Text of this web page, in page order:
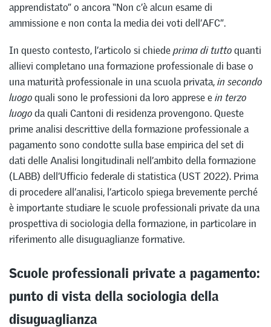
apprendistato” o ancora “Non c’è alcun esame di
ammissione e non conta la media dei voti dell’AFC”.
In questo contesto, l’articolo si chiedeprima di tuttoquanti
allievi completano una formazione professionale di base o
una maturità professionale in una scuola privata,in secondo
luogoquali sono le professioni da loro apprese ein terzo
luogoda quali Cantoni di residenza provengono. Queste
prime analisi descrittive della formazione professionale a
pagamento sono condotte sulla base empirica del set di
dati delle Analisi longitudinali nell’ambito della formazione
(LABB) dell’Ufficio federale di statistica (UST 2022). Prima
di procedere all’analisi, l’articolo spiega brevemente perché
è importante studiare le scuole professionali private da una
prospettiva di sociologia della formazione, in particolare in
riferimento alle disuguaglianze formative.
Scuole professionali private a pagamento:
punto di vista della sociologia della
disuguaglianza